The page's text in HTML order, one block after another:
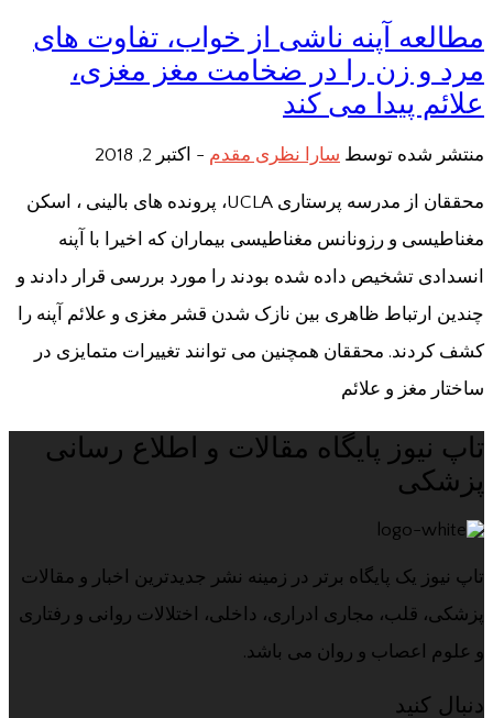
مطالعه آپنه ناشی از خواب، تفاوت های
مرد و زن را در ضخامت مغز مغزی،
علائم پیدا می کند
منتشر شده توسط سارا نظری مقدم - اکتبر 2, 2018
محققان از مدرسه پرستاری UCLA، پرونده های بالینی ، اسکن
مغناطیسی و رزونانس مغناطیسی بیماران که اخیرا با آپنه
انسدادی تشخیص داده شده بودند را مورد بررسی قرار دادند و
چندین ارتباط ظاهری بین نازک شدن قشر مغزی و علائم آپنه را
کشف کردند. محققان همچنین می توانند تغییرات متمایزی در
ساختار مغز و علائم
تاپ نیوز پایگاه مقالات و اطلاع رسانی
پزشکی
تاپ نیوز یک پایگاه برتر در زمینه نشر جدیدترین اخبار و مقالات
پزشکی، قلب، مجاری ادراری، داخلی، اختلالات روانی و رفتاری
و علوم اعصاب و روان می باشد.
دنبال کنید